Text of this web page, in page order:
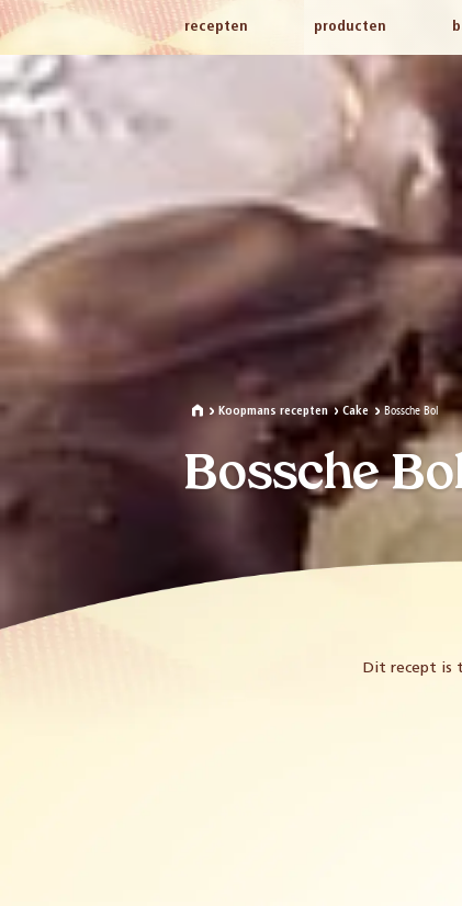
recepten producten
Koopmans recepten Cake Bossche Bol
Bossche
Dit recept is